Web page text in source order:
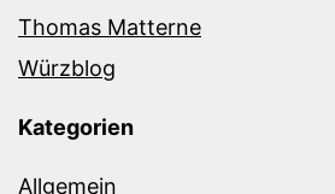
Thomas Matterne
Würzblog
Kategorien
Allgemein